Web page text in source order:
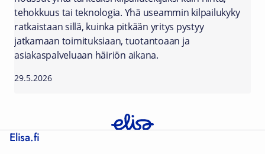
tehokkuus tai teknologia. Yhä useammin kilpailukyky
ratkaistaan sillä, kuinka pitkään yritys pystyy
jatkamaan toimituksiaan, tuotantoaan ja
asiakaspalveluaan häiriön aikana.
29.5.2026
Elisa.fi